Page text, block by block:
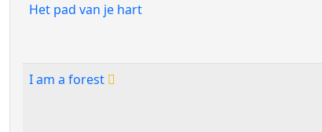
Het pad van je hart
I am a forest